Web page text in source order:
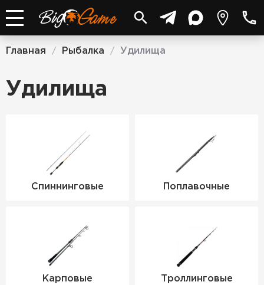
Главная / Рыбалка / Удилища
Удилища
Спиннинговые Поплавочные
Карповые Троллинговые